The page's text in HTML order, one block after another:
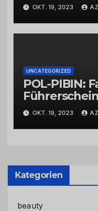
OKT. 19, 2023
UNCATEGORIZED
POL-PIBIN:
Einfluss von
OKT. 19, 2023
Kategorien
beauty